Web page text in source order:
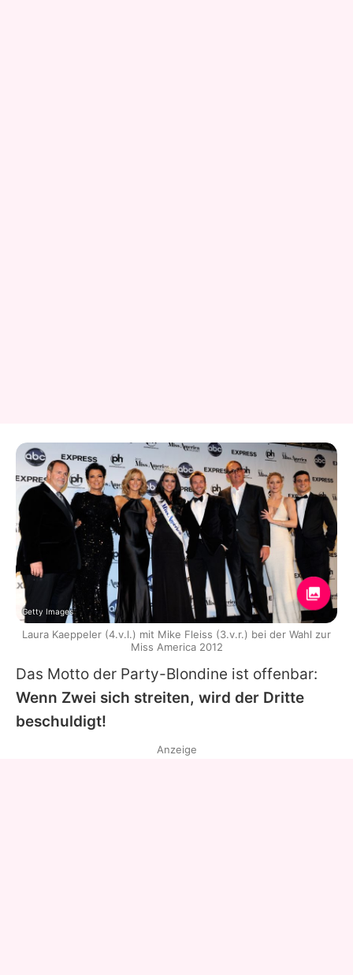
Das Motto der Party-Blondine ist offenbar:
Wenn Zwei sich streiten, wird der Dritte
beschuldigt!
Getty Images
Laura Kaeppeler (4.v.l.) mit Mike Fleiss (3.v.r.) bei der Wahl zur
Miss America 2012
Anzeige